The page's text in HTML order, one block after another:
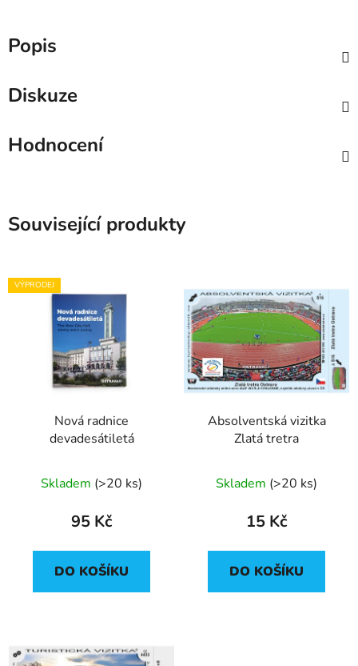
Popis
Diskuze
Hodnocení
Související produkty
VÝPRODEJ
Nová radnice
devadesátiletá
Skladem (>20 ks)
95 Kč
DO KOŠÍKU
Absolventská vizitka
Zlatá tretra
Skladem (>20 ks)
15 Kč
DO KOŠÍKU